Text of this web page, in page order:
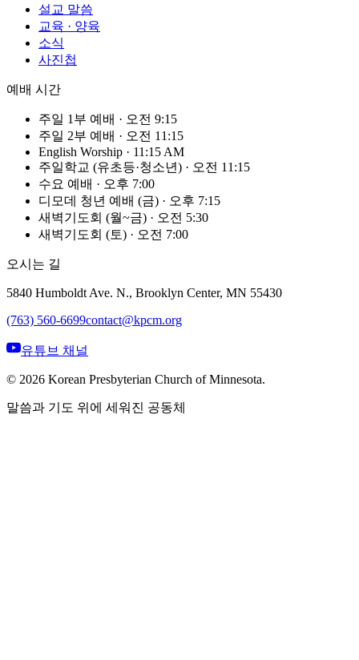
설교 말씀
교육 · 양육
소식
사진첩
예배 시간
주일 1부 예배 · 오전 9:15
주일 2부 예배 · 오전 11:15
English Worship · 11:15 AM
주일학교 (유초등·청소년) · 오전 11:15
수요 예배 · 오후 7:00
디모데 청년 예배 (금) · 오후 7:15
새벽기도회 (월~금) · 오전 5:30
새벽기도회 (토) · 오전 7:00
오시는 길
5840 Humboldt Ave. N., Brooklyn Center, MN 55430
(763) 560-6699contact@kpcm.org
유튜브 채널
© 2026 Korean Presbyterian Church of Minnesota.
말씀과 기도 위에 세워진 공동체